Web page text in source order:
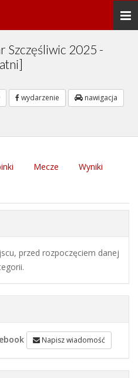
Szczęśliwic 2025 -
wydarzenie
nawigacja
Mecze Wyniki
przed rozpoczęciem danej
Napisz wiadomość